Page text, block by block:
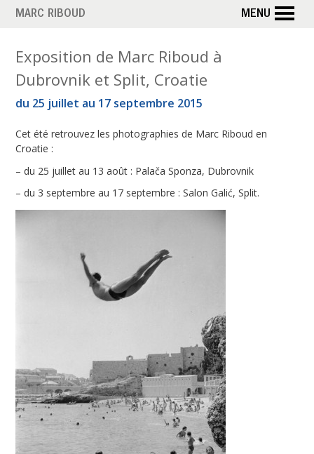
Aller
principal
MARC RIBOUD MENU
M
o
i
s
:
j
t
2
0
Exposition de Marc Riboud à
Dubrovnik et Split, Croatie
du 25 juillet au 17 septembre 2015
Cet été retrouvez les photographies de Marc Riboud en
Croatie :
– du 25 juillet au 13 août : Palača Sponza, Dubrovnik
– du 3 septembre au 17 septembre : Salon Galić, Split.